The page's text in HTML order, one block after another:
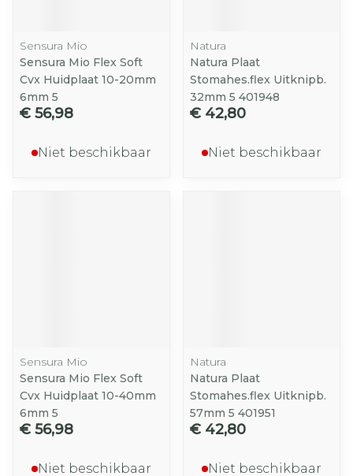
Sensura Mio
Sensura Mio Flex Soft
Cvx Huidplaat 10-20mm
6mm 5
€ 56,98
Niet beschikbaar
Natura
Natura Plaat
Stomahes.flex Uitknipb.
32mm 5 401948
€ 42,80
Niet beschikbaar
Sensura Mio
Sensura Mio Flex Soft
Cvx Huidplaat 10-40mm
6mm 5
€ 56,98
Niet beschikbaar
Natura
Natura Plaat
Stomahes.flex Uitknipb.
57mm 5 401951
€ 42,80
Niet beschikbaar